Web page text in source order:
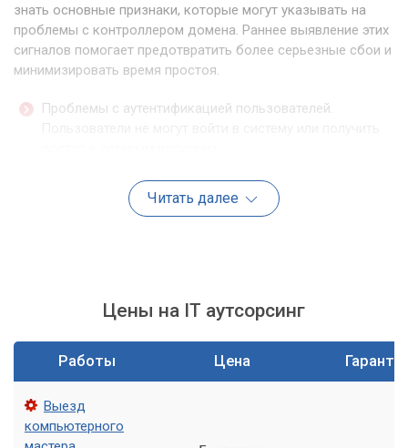
знать основные признаки, которые могут указывать на
проблемы с контроллером домена. Раннее выявление этих
сигналов помогает предотвратить более серьезные сбои и
минимизировать время простоя.
Проблемы с аутентификацией пользователей.
файловым серверам, приложениям или общим
Невозможность применения групповых политик.
Базовая диагностика контроллера
Читать далее
Цены на IT аутсорсинг
Работы Цена
Выезд
компьютерного